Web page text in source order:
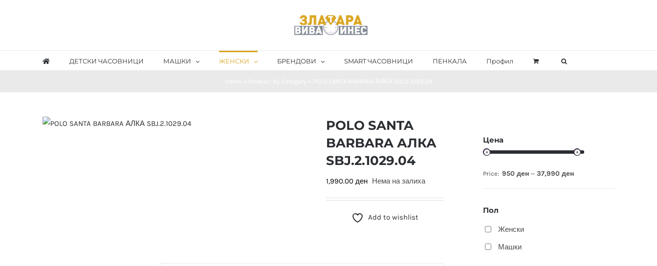
ДЕТСКИ ЧАСОВНИЦИ МАШКИ ЖЕНСКИ БРЕНДОВИ SMART ЧАСОВНИЦИ ПЕНКАЛА Профил
POLO SANTA
BARBARA АЛКА
SBJ.2.1029.04
1,990.00 ден Нема на залиха
Add to wishlist
Цена
Price: 950 ден— 37,990 ден
Пол
Женски
Машки